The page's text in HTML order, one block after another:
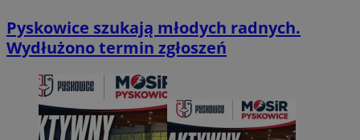
Pyskowice szukają młodych radnych.
Wydłużono termin zgłoszeń